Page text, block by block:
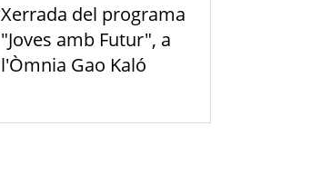
Xerrada del programa
"Joves amb Futur", a
l'Òmnia Gao Kaló